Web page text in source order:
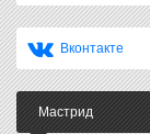
Вконтакте
Мастрид